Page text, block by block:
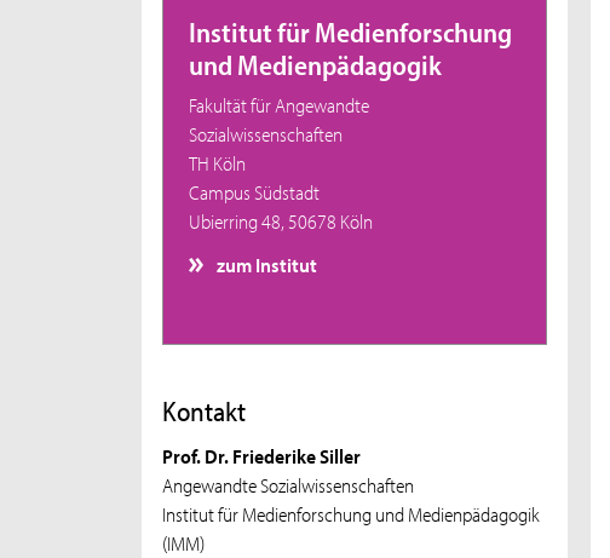
Institut für Medienforschung
und Medienpädagogik
Fakultät für Angewandte
Sozialwissenschaften
TH Köln
Campus Südstadt
Ubierring 48, 50678 Köln
zum Institut
Kontakt
Prof. Dr. Friederike Siller
Angewandte Sozialwissenschaften
Institut für Medienforschung und Medienpädagogik
(IMM)